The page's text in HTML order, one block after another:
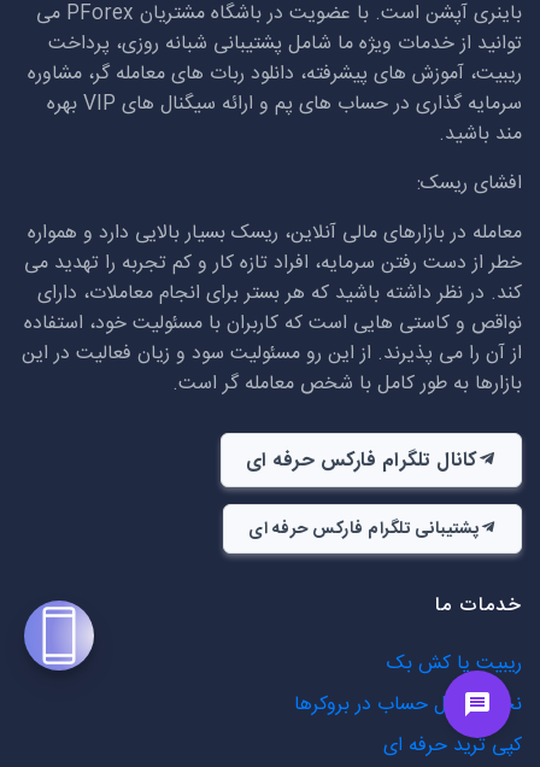
باینری آپشن است. با عضویت در باشگاه مشتریان PForex می
توانید از خدمات ویژه ما شامل پشتیبانی شبانه روزی، پرداخت
ریبیت، آموزش های پیشرفته، دانلود ربات های معامله گر، مشاوره
سرمایه گذاری در حساب های پم و ارائه سیگنال های VIPبهره
مند باشید.
افشای ریسک:
معامله در بازارهای مالی آنلاین، ریسک بسیار بالایی دارد و همواره
خطر از دست رفتن سرمایه، افراد تازه کار و کم تجربه را تهدید می
کند. در نظر داشته باشید که هر بستر برای انجام معاملات، دارای
نواقص و کاستی هایی است که کاربران با مسئولیت خود، استفاده
از آن را می پذیرند. از این رو مسئولیت سود و زیان فعالیت در این
بازارها به طور کامل با شخص معامله گر است.
کانال تلگرام فارکس حرفه ای
پشتیبانی تلگرام فارکس حرفه ای
خدمات ما
ریبیت یا کش بک
نحوه انتقال حساب در بروکرها
کپی ترید حرفه ای